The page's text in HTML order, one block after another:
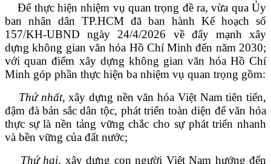
Để thực hiện nhiệm vụ quan trọng đề ra, vừa qua Ủy
ban nhân dân TP.HCM đã ban hành Kế hoạch số
157/KH-UBND ngày 24/4/2026 về đẩy mạnh xây
dựng không gian văn hóa Hồ Chí Minh đến năm 2030;
với quan điểm xây dựng không gian văn hóa Hồ Chí
Minh góp phần thực hiện ba nhiệm vụ quan trọng gồm:
Thứ nhất, xây dựng nền văn hóa Việt Nam tiên tiến,
đậm đà bản sắc dân tộc, phát triển toàn diện để văn hóa
thực sự là nền tảng vững chắc cho sự phát triển nhanh
và bền vững của đất nước;
Thứ hai, xây dựng con người Việt Nam hướng đến